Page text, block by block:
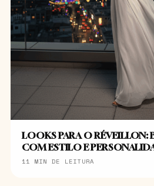
LOOKS PARA O RÉVEILLON:
COM ESTILO E
11 MIN DE LEITURA